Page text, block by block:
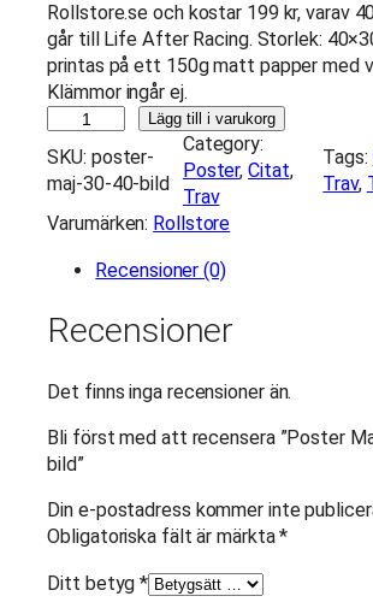
Rollstore.se och kostar 199 kr, varav
går till Life After Racing. Storlek:
printas på ett 150g matt papper med
Klämmor ingår ej.
o
s
t
e
0
4
0
m
b
l
Lägg till i varukorg
SKU: poster-
maj-30-40-bild
Category:
Poster, Citat,
Trav
Tags:
Trav,
Varumärken: Rollstore
Recensioner (0)
Recensioner
Det finns inga recensioner än.
Bli först med att recensera ”Poster
bild”
Din e-postadress kommer inte
Obligatoriska fält är märkta*
Ditt betyg*